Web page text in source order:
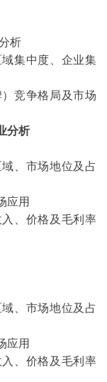
析
集中度、企业集
竞争格局及市场
分析
、市场地位及占
应用
、价格及毛利率
、市场地位及占
应用
、价格及毛利率